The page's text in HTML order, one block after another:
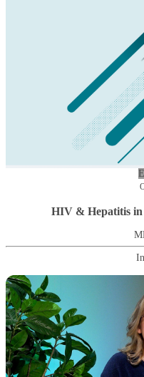
HIV & Hepatitis in